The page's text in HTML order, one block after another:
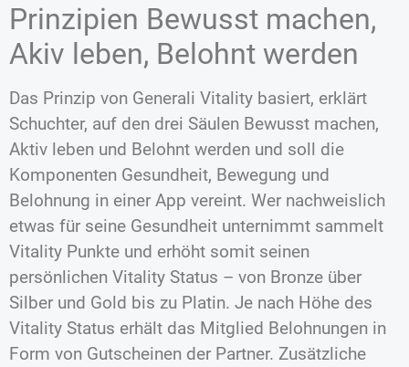
Prinzipien Bewusst machen,
Akiv leben, Belohnt werden
Das Prinzip von Generali Vitality basiert, erklärt
Schuchter, auf den drei Säulen Bewusst machen,
Aktiv leben und Belohnt werden und soll die
Komponenten Gesundheit, Bewegung und
Belohnung in einer App vereint. Wer nachweislich
etwas für seine Gesundheit unternimmt sammelt
Vitality Punkte und erhöht somit seinen
persönlichen Vitality Status – von Bronze über
Silber und Gold bis zu Platin. Je nach Höhe des
Vitality Status erhält das Mitglied Belohnungen in
Form von Gutscheinen der Partner. Zusätzliche